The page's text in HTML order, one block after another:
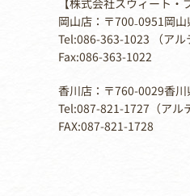
【株式会社スウィート・
岡山店：〒700₋0951岡
Tel:086-363-1023 （アル
Fax:086-363-1022
香川店：〒760-0029香
Tel:087-821-1727（アル
FAX:087-821-1728